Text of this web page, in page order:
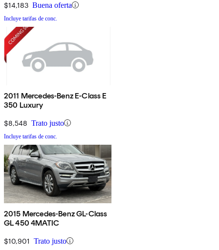
$14,183 Buena oferta
Incluye tarifas de conc.
2011 Mercedes-Benz E-Class E
350 Luxury
$8,548 Trato justo
Incluye tarifas de conc.
2015 Mercedes-Benz GL-Class
GL 450 4MATIC
$10,901 Trato justo